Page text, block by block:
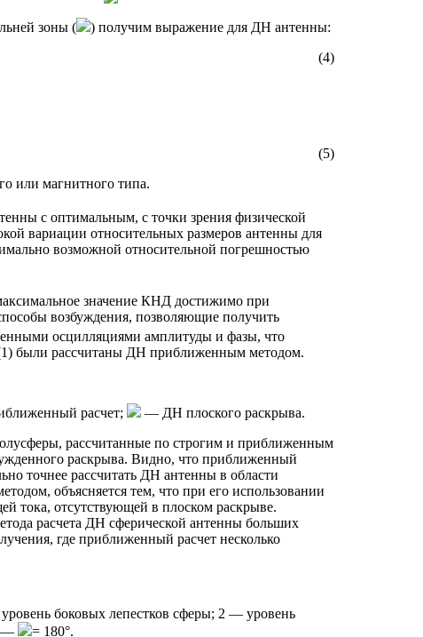
зоны (
) получим выражение для ДН антенны:
(4)
(5)
или магнитного типа.
с оптимальным, с точки зрения физической
вариации относительных размеров антенны для
возможной относительной погрешностью
значение КНД достижимо при
возбуждения, позволяющие получить
осцилляциями амплитуды и фазы, что
(1) были рассчитаны ДН приближенным методом.
расчет;
— ДН плоского раскрыва.
рассчитанные по строгим и приближенным
раскрыва. Видно, что приближенный
точнее рассчитать ДН антенны в области
объясняется тем, что при его использовании
тока, отсутствующей в плоском раскрыве.
расчета ДН сферической антенны больших
где приближенный расчет несколько
боковых лепестков сферы; 2 — уровень
— = 180°.